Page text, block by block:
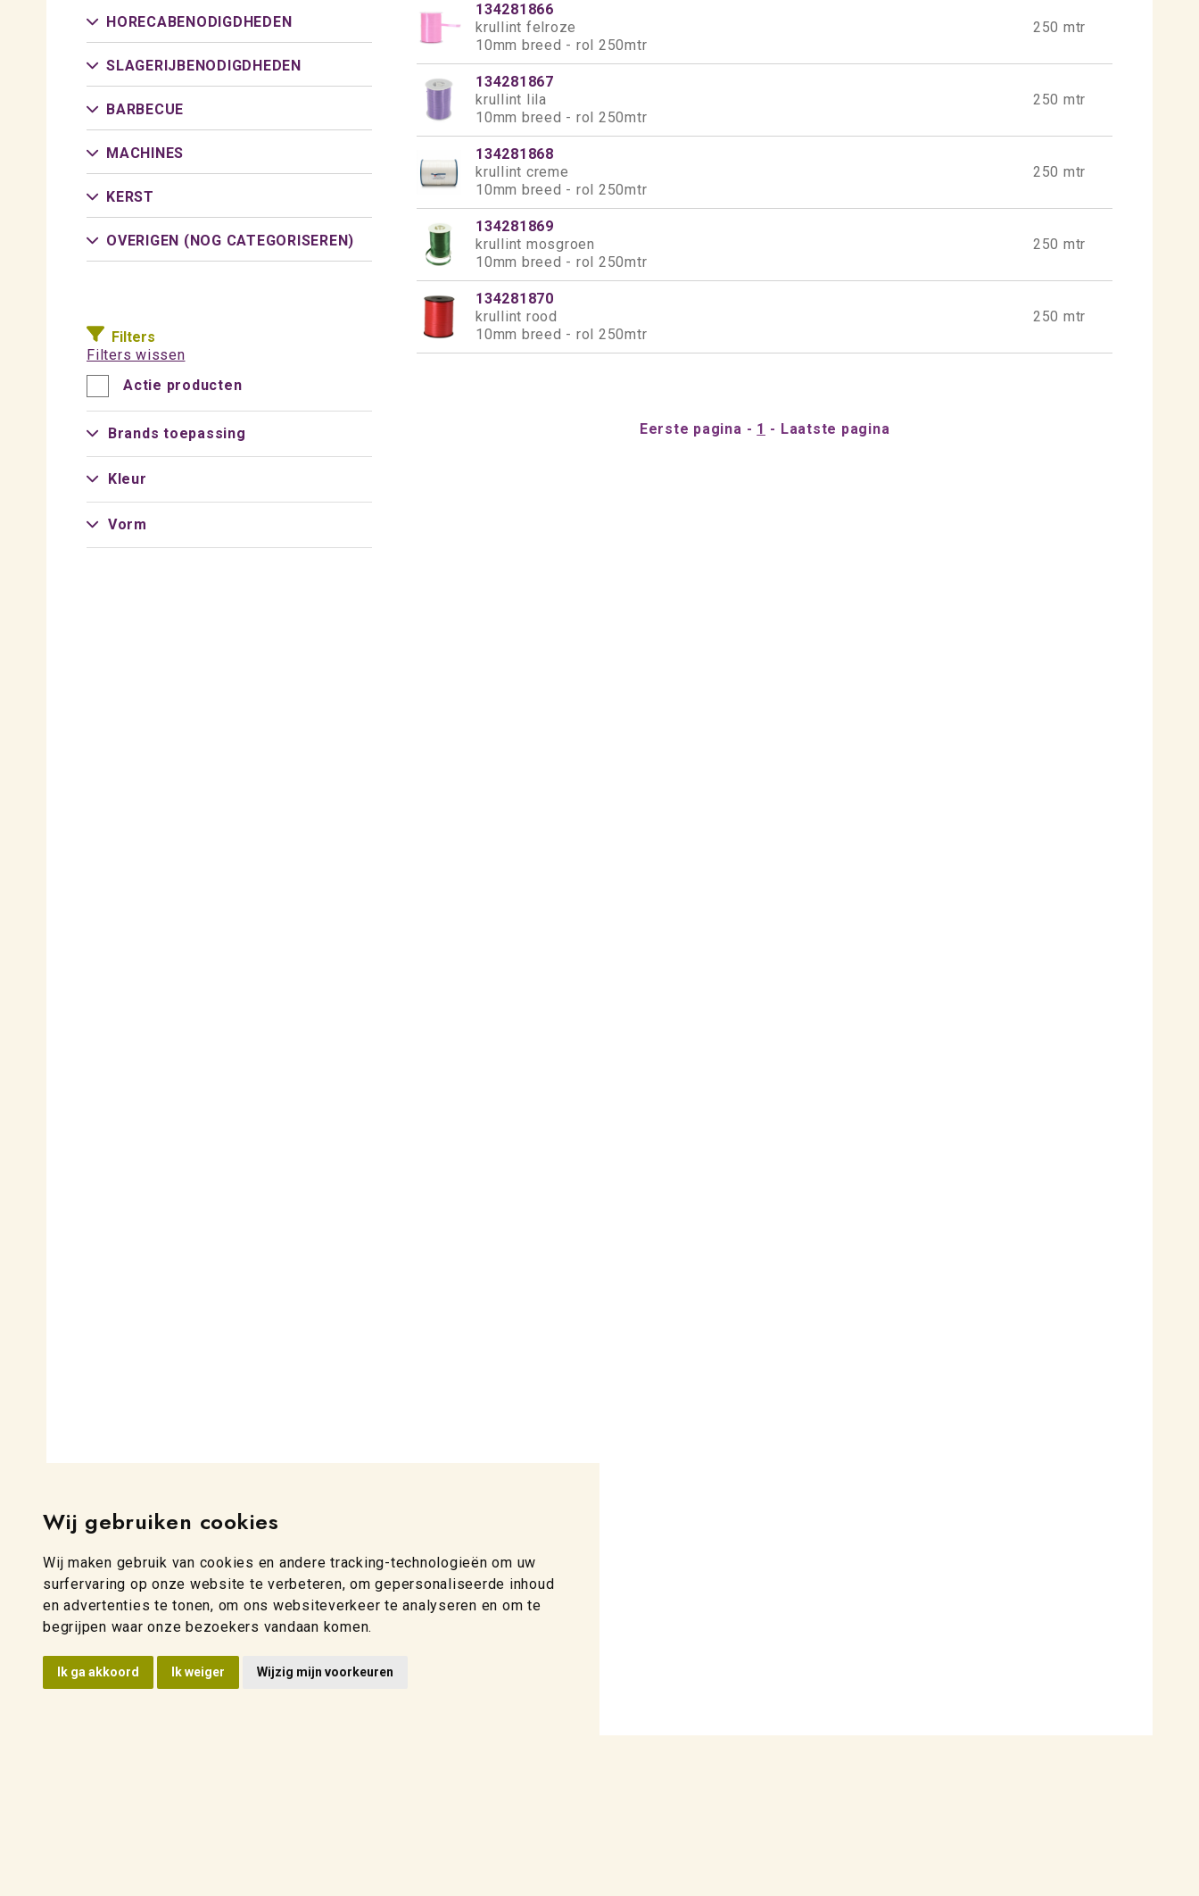
Wij gebruiken cookies
Wij maken gebruik van cookies en andere tracking-technologieën om uw
surfervaring op onze website te verbeteren, om gepersonaliseerde inhoud
en advertenties te tonen, om ons websiteverkeer te analyseren en om te
begrijpen waar onze bezoekers vandaan komen.
Ik ga akkoord Ik weiger Wijzig mijn voorkeuren
HORECABENODIGDHEDEN
SLAGERIJBENODIGDHEDEN
BARBECUE
MACHINES
KERST
OVERIGEN (NOG CATEGORISEREN)
Filters
Filters wissen
Actie producten
Brands toepassing
Kleur
Vorm
134281866
krullint felroze
10mm breed - rol 250mtr
250 mtr
134281867
krullint lila
10mm breed - rol 250mtr
250 mtr
134281868
krullint creme
10mm breed - rol 250mtr
250 mtr
134281869
krullint mosgroen
10mm breed - rol 250mtr
250 mtr
134281870
krullint rood
10mm breed - rol 250mtr
250 mtr
Eerste pagina 1 Laatste pagina